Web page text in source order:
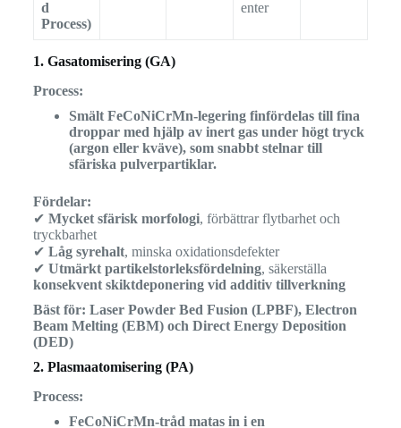
d
Process)
enter
1. Gasatomisering (GA)
Process:
Smält FeCoNiCrMn-legering finfördelas till fina
droppar med hjälp av inert gas under högt tryck
(argon eller kväve), som snabbt stelnar till
sfäriska pulverpartiklar.
Fördelar:
✔ Mycket sfärisk morfologi, förbättrar flytbarhet och
tryckbarhet
✔ Låg syrehalt, minska oxidationsdefekter
✔ Utmärkt partikelstorleksfördelning, säkerställa
konsekvent skiktdeponering vid additiv tillverkning
Bäst för: Laser Powder Bed Fusion (LPBF), Electron
Beam Melting (EBM) och Direct Energy Deposition
(DED)
2. Plasmaatomisering (PA)
Process:
FeCoNiCrMn-tråd matas in i en